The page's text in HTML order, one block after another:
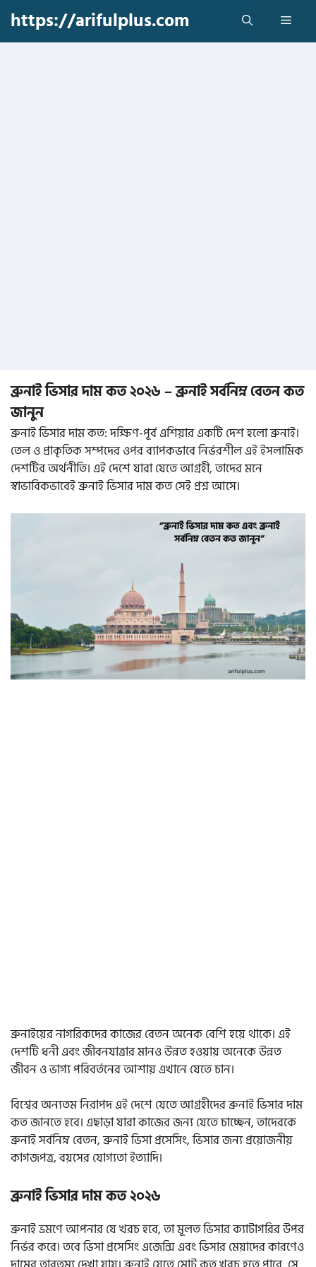
content
https://arifulplus.com Menu
ব্রুনাই ভিসার দাম কত ২০২৬ – ব্রুনাই সর্বনিম্ন বেতন কত
জানুন
ব্রুনাই ভিসার দাম কত: দক্ষিণ-পূর্ব এশিয়ার একটি দেশ হলো ব্রুনাই।
তেল ও প্রাকৃতিক সম্পদের ওপর ব্যাপকভাবে নির্ভরশীল এই ইসলামিক
দেশটির অর্থনীতি। এই দেশে যারা যেতে আগ্রহী, তাদের মনে
স্বাভাবিকভাবেই ব্রুনাই ভিসার দাম কত সেই প্রশ্ন আসে।
ব্রুনাইয়ের নাগরিকদের কাজের বেতন অনেক বেশি হয়ে থাকে। এই
দেশটি ধনী এবং জীবনযাত্রার মানও উন্নত হওয়ায় অনেকে উন্নত
জীবন ও ভাগ্য পরিবর্তনের আশায় এখানে যেতে চান।
বিশ্বের অন্যতম নিরাপদ এই দেশে যেতে আগ্রহীদের ব্রুনাই ভিসার দাম
কত জানতে হবে। এছাড়া যারা কাজের জন্য যেতে চাচ্ছেন, তাদেরকে
ব্রুনাই সর্বনিম্ন বেতন, ব্রুনাই ভিসা প্রসেসিং, ভিসার জন্য প্রয়োজনীয়
কাগজপত্র, বয়সের যোগ্যতা ইত্যাদি।
ব্রুনাই ভিসার দাম কত ২০২৬
ব্রুনাই ভ্রমণে আপনার যে খরচ হবে, তা মূলত ভিসার ক্যাটাগরির উপর
নির্ভর করে। তবে ভিসা প্রসেসিং এজেন্সি এবং ভিসার মেয়াদের কারণেও